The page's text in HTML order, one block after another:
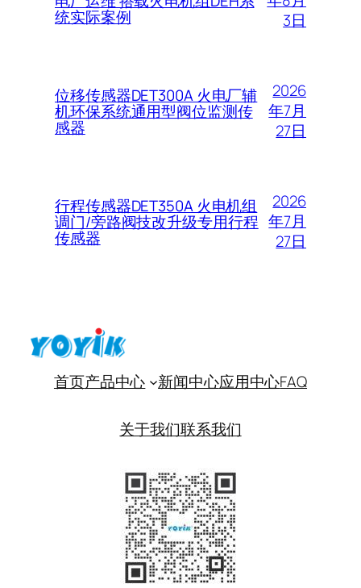
统实际案例
3日
位移传感器DET300A 火电厂辅
机环保系统通用型阀位监测传
感器
2026
年7月
27日
行程传感器DET350A 火电机组
调门/旁路阀技改升级专用行程
传感器
2026
年7月
27日
首页产品中心 新闻中心应用中心FAQ
关于我们联系我们